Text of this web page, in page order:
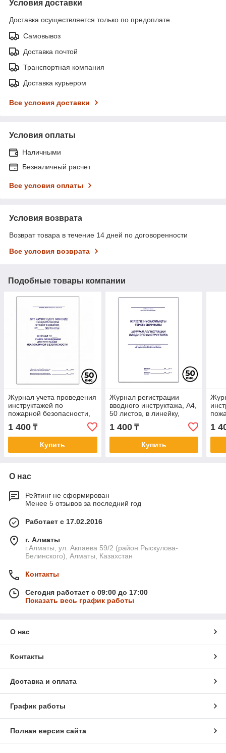
Условия доставки
Доставка осуществляется только по предоплате.
Самовывоз
Доставка почтой
Транспортная компания
Доставка курьером
Все условия доставки
Условия оплаты
Наличными
Безналичный расчет
Все условия оплаты
Условия возврата
Возврат товара в течение 14 дней по договоренности
Все условия возврата
Подобные товары компании
Журнал учета проведения
инструктажей по
пожарной безопасности,
А4, 50 листов, в линейку
1 400 ₸
Купить
Журнал регистрации
вводного инструктажа, A4,
50 листов, в линейку,
книжный
1 400₸
Купить
1
О нас
Рейтинг не сформирован
Менее 5 отзывов за последний год
Работает с 17.02.2016
г. Алматы
г.Алматы, ул. Акпаева 59/2 (район Рыскулова-
Белинского), Алматы, Казахстан
Контакты
Сегодня работает с 09:00 до 17:00
Показать весь график работы
О нас
Контакты
Доставка и оплата
График работы
Полная версия сайта